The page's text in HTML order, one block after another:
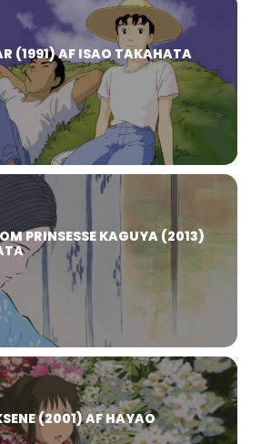
(1991) AF ISAO TAKAHATA
PRINSESSE KAGUYA (2013)
(2001) AF HAYAO